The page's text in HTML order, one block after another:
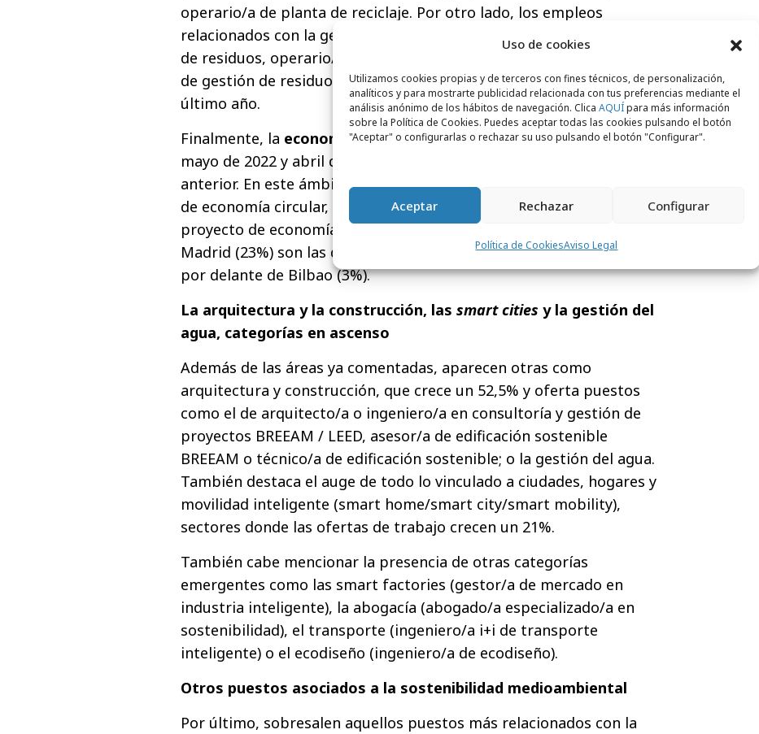
Uso de cookies
Utilizamos cookies propias y de terceros con fines técnicos, de personalización,
analíticos y para mostrarte publicidad relacionada con tus preferencias mediante el
análisis anónimo de los hábitos de navegación. Clica AQUÍpara más información
sobre la Política de Cookies. Puedes aceptar todas las cookies pulsando el botón
"Aceptar" o configurarlas o rechazar su uso pulsando el botón "Configurar".
Aceptar Rechazar Configurar
Política de CookiesAviso Legal
operario/a de planta de reciclaje. Por otro lado, los empleos
relacionados con la gestión de residuos (como técnico/a de gestión
de residuos, operario/a de gestión de residuos y técnico/a comercial
de gestión de residuos) se han incrementado un 73% durante el
último año.
Finalmente, la economía circularregistra una subida del 78% entre
mayo de 2022 y abril de 2023, en comparación con el periodo
anterior. En este ámbito sobresalen puestos como el de consultor/a
de economía circular, responsable de economía circular o gestor/a de
proyecto de economía circular. Por localidades, Barcelona (30%) y
Madrid (23%) son las que aglutinan una mayor parte de las ofertas,
por delante de Bilbao (3%).
La arquitectura y la construcción, las smart cities y la gestión del
agua, categorías en ascenso
Además de las áreas ya comentadas, aparecen otras como
arquitectura y construcción, que crece un 52,5% y oferta puestos
como el de arquitecto/a o ingeniero/a en consultoría y gestión de
proyectos BREEAM / LEED, asesor/a de edificación sostenible
BREEAM o técnico/a de edificación sostenible; o la gestión del agua.
También destaca el auge de todo lo vinculado a ciudades, hogares y
movilidad inteligente (smart home/smart city/smart mobility),
sectores donde las ofertas de trabajo crecen un 21%.
También cabe mencionar la presencia de otras categorías
emergentes como las smart factories (gestor/a de mercado en
industria inteligente), la abogacía (abogado/a especializado/a en
sostenibilidad), el transporte (ingeniero/a i+i de transporte
inteligente) o el ecodiseño (ingeniero/a de ecodiseño).
Otros puestos asociados a la sostenibilidad medioambiental
Por último, sobresalen aquellos puestos más relacionados con la